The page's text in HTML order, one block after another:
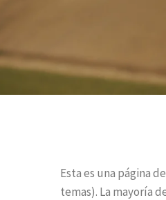
Esta es una página
temas). La mayoría